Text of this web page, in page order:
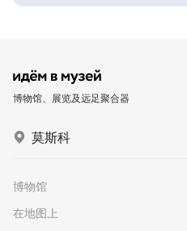
博物馆、展览及远足聚合器
莫斯科
博物馆
在地图上